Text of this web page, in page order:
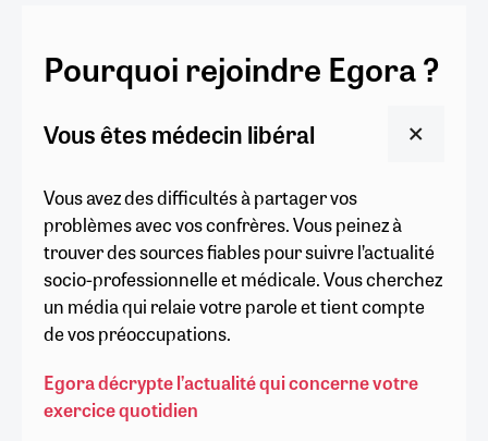
Pourquoi rejoindre Egora ?
Vous êtes médecin libéral
Vous avez des difficultés à partager vos
problèmes avec vos confrères. Vous peinez à
trouver des sources fiables pour suivre l’actualité
socio-professionnelle et médicale. Vous cherchez
un média qui relaie votre parole et tient compte
de vos préoccupations.
Egora décrypte l’actualité qui concerne votre
exercice quotidien